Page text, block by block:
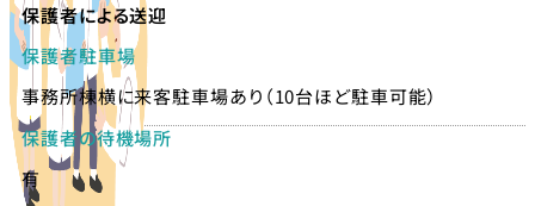
保護者による送迎
保護者駐車場
事務所棟横に来客駐車場あり（10台ほど駐車可能）
保護者の待機場所
有